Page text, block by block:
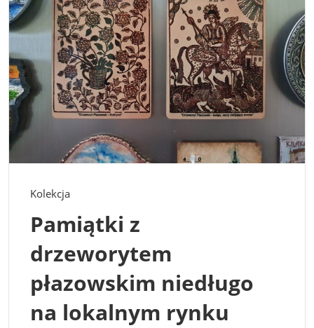
Kolekcja
Pamiątki z
drzeworytem
płazowskim niedługo
na lokalnym rynku